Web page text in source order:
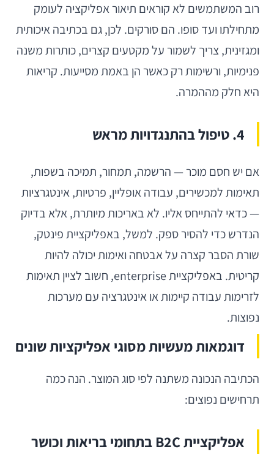
רוב המשתמשים לא קוראים תיאור אפליקציה לעומק
מתחילתו ועד סופו. הם סורקים. לכן, גם בכתיבה איכותית
ומגזינית, צריך לשמור על מקטעים קצרים, כותרות משנה
פנימיות, ורשימות רק כאשר הן באמת מסייעות. קריאות
היא חלק מההמרה.
4. טיפול בהתנגדויות מראש
אם יש חסם מוכר — הרשמה, תמחור, תמיכה בשפות,
תאימות למכשירים, עבודה אופליין, פרטיות, אינטגרציות
— כדאי להתייחס אליו. לא באריכות מיותרת, אלא בדיוק
הנדרש כדי להסיר ספק. למשל, באפליקציית פינטק,
שורת הסבר קצרה על אבטחה ואימות יכולה להיות
קריטית. באפליקציית enterprise, חשוב לציין תאימות
לזרימות עבודה קיימות או אינטגרציה עם מערכות
נפוצות.
דוגמאות מעשיות מסוגי אפליקציות שונים
הכתיבה הנכונה משתנה לפי סוג המוצר. הנה כמה
תרחישים נפוצים:
אפליקציית B2C בתחומי בריאות וכושר